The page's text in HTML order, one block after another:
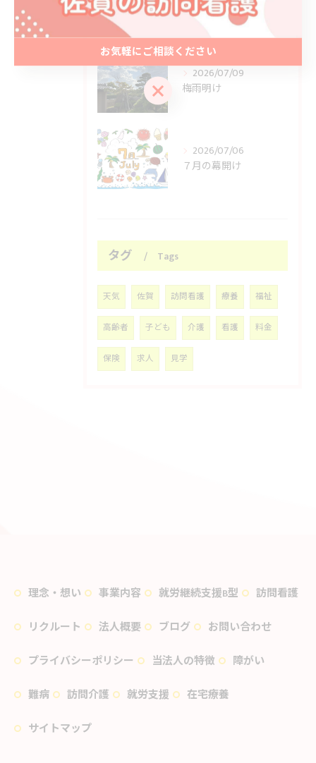
夏本番
2026/07/09
梅雨明け
2026/07/06
７月の幕開け
タグ Tags
天気 佐賀 訪問看護 療養 福祉
高齢者 子ども 介護 看護 料金
保険 求人 見学
理念・想い 事業内容 就労継続支援B型
訪問看護
リクルート
法人概要 ブログ
お問い合わせ
プライバシーポリシー
当法人の特徴
障がい
難病
訪問介護 就労支援
在宅療養
サイトマップ
お気軽にご相談ください
お気軽にご相談ください